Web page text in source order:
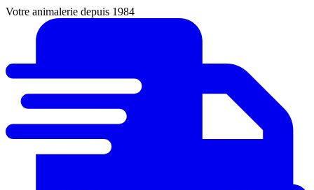
Votre animalerie depuis 1984